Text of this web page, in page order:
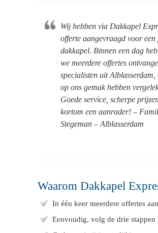
Wij hebben via Dakkapel
offerte aangevraagd voor een
dakkapel. Binnen een dag
we meerdere offertes
specialisten uit Alblasserdam,
op ons gemak hebben
Goede service, scherpe
kortom een aanrader! –
Stegeman – Alblasserdam
Waarom Dakkapel
In één keer meerdere offertes
Eenvoudig, volg de drie stappen